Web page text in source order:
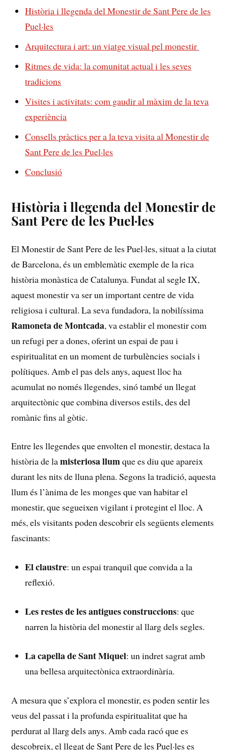
Història i‍ llegenda del ⁢Monestir de Sant Pere de ⁣les
Puel·les
Arquitectura i art: un viatge visual pel monestir ​
Ritmes ‌de vida: la comunitat actual i les seves
tradicions
Visites i activitats: com gaudir al màxim de la teva
experiència
Consells pràctics per ⁣a la ​teva visita al Monestir de
Sant Pere de les Puel·les
Conclusió
Història i llegenda del Monestir de⁤
Sant Pere de les Puel·les
El Monestir de Sant Pere de les ⁢Puel·les, situat a la ciutat
de Barcelona, és un emblemàtic exemple de la rica⁢
història monàstica de ⁢Catalunya. Fundat al segle IX,
aquest monestir va ​ser un important centre ⁣de vida
religiosa i​ cultural. ⁣La seva​ fundadora, la nobilíssima⁣
Ramoneta ‌de Montcada, va establir el monestir com
un refugi ⁢per a dones, oferint un espai de pau ‌i
espiritualitat en‍ un moment de turbulències‍ socials i
polítiques. Amb el pas dels anys,​ aquest lloc ha
⁣acumulat no⁣ només llegendes, sinó també un llegat
arquitectònic que ‌combina diversos estils, des del
romànic fins al⁣ gòtic.
Entre les llegendes⁣ que envolten⁣ el monestir, destaca la
història⁣ de ‌lamisteriosa llumque es diu que apareix
durant les nits de lluna plena.​ Segons la tradició, aquesta
llum‍ és l’ànima de les monges que van habitar el
monestir, que segueixen vigilant⁣ i protegint el lloc. A
més, els visitants⁤ poden descobrir els següents​ elements
fascinants:
El ⁢claustre: un ⁢espai tranquil‌ que convida a la
reflexió.
Les restes de⁢ les antigues construccions: que
narren la ‌història del monestir⁣ al llarg dels segles.
La⁣ capella de Sant Miquel: un indret sagrat amb
una bellesa ​arquitectònica extraordinària.
A mesura que s’explora ⁢el ‌monestir, es poden sentir les
veus del passat i la profunda espiritualitat que ha
perdurat al llarg dels anys. Amb cada racó que‍ es
descobreix, el llegat de Sant Pere ⁢de les Puel·les‍ es